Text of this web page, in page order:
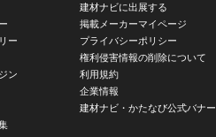
ー
ン
建材ナビに出展する
掲載メーカーマイページ
プライバシーポリシー
権利侵害情報の削除について
利用規約
企業情報
建材ナビ・かたなび公式バナー